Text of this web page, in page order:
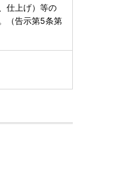
仕上げ）等の
（告示第5条第